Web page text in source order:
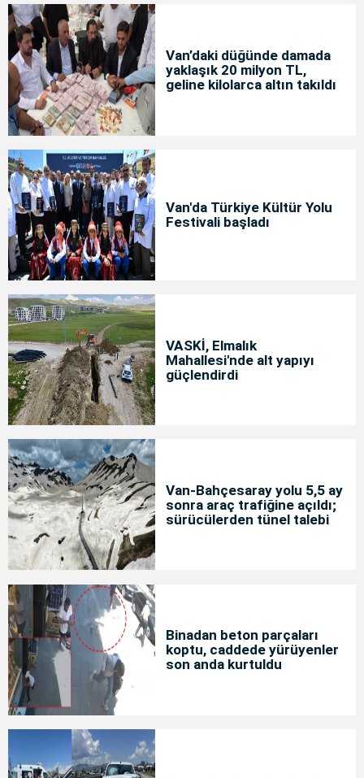
Van’daki düğünde damada
yaklaşık 20 milyon TL,
geline kilolarca altın takıldı
Van'da Türkiye Kültür Yolu
Festivali başladı
VASKİ, Elmalık
Mahallesi'nde alt yapıyı
güçlendirdi
Van-Bahçesaray yolu 5,5 ay
sonra araç trafiğine açıldı;
sürücülerden tünel talebi
Binadan beton parçaları
koptu, caddede yürüyenler
son anda kurtuldu